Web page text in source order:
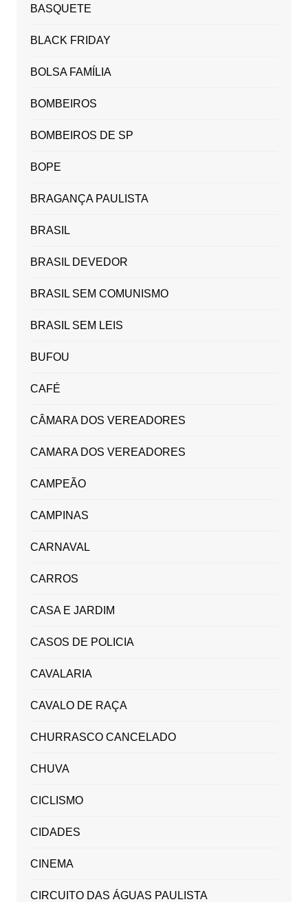
BASQUETE
BLACK FRIDAY
BOLSA FAMÍLIA
BOMBEIROS
BOMBEIROS DE SP
BOPE
BRAGANÇA PAULISTA
BRASIL
BRASIL DEVEDOR
BRASIL SEM COMUNISMO
BRASIL SEM LEIS
BUFOU
CAFÉ
CÂMARA DOS VEREADORES
CAMARA DOS VEREADORES
CAMPEÃO
CAMPINAS
CARNAVAL
CARROS
CASA E JARDIM
CASOS DE POLICIA
CAVALARIA
CAVALO DE RAÇA
CHURRASCO CANCELADO
CHUVA
CICLISMO
CIDADES
CINEMA
CIRCUITO DAS ÁGUAS PAULISTA